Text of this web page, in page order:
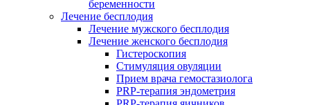
беременности
Лечение бесплодия
Лечение мужского бесплодия
Лечение женского бесплодия
Гистероскопия
Стимуляция овуляции
Прием врача гемостазиолога
PRP-терапия эндометрия